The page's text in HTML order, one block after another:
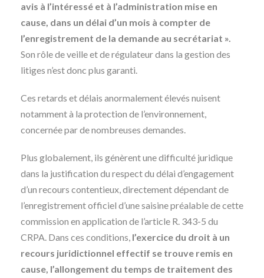
avis à l’intéressé et à l’administration mise en
cause, dans un délai d’un mois à compter de
l’enregistrement de la demande au secrétariat ».
Son rôle de veille et de régulateur dans la gestion des
litiges n’est donc plus garanti.
Ces retards et délais anormalement élevés nuisent
notamment à la protection de l’environnement,
concernée par de nombreuses demandes.
Plus globalement, ils génèrent une difficulté juridique
dans la justification du respect du délai d’engagement
d’un recours contentieux, directement dépendant de
l’enregistrement officiel d’une saisine préalable de cette
commission en application de l’article R. 343-5 du
CRPA. Dans ces conditions, l’exercice du droit à un
recours juridictionnel effectif se trouve remis en
cause, l’allongement du temps de traitement des